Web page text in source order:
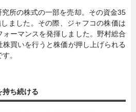
所の株式の一部を売却。その資金35
ました。その際、ジャフコの株価は
ーマンスを発揮しました。野村総合
買いを行うと株価が押し上げられる
。
持ち続ける